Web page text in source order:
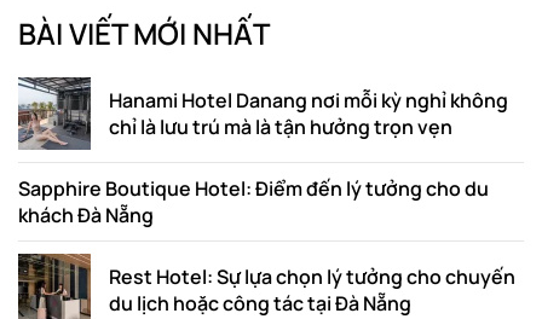
BÀI VIẾT MỚI NHẤT
Hanami Hotel Danang nơi mỗi kỳ nghỉ không
chỉ là lưu trú mà là tận hưởng trọn vẹn
Sapphire Boutique Hotel: Điểm đến lý tưởng cho du
khách Đà Nẵng
Rest Hotel: Sự lựa chọn lý tưởng cho chuyến
du lịch hoặc công tác tại Đà Nẵng